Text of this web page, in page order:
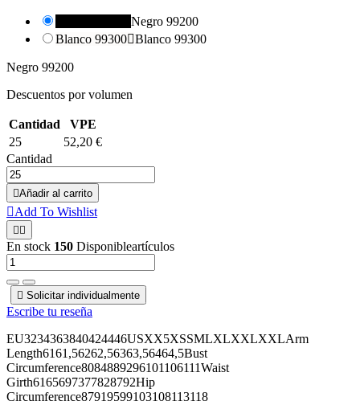
Negro 99200
Blanco 99300Blanco 99300
Negro 99200
Descuentos por volumen
Cantidad
VPE
25
52,20 €
Cantidad
Añadir al carrito
Add To Wishlist
 
En stock 150 Disponibleartículos
 Solicitar individualmente
Escribe tu reseña
EU3234363840424446USXX5XSSMLXLXXLXXLArm
Length6161,56262,56363,56464,5Bust
Circumference8084889296101106111Waist
Girth6165697377828792Hip
Circumference87919599103108113118